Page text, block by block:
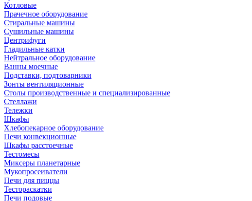
Котловые
Прачечное оборудование
Стиральные машины
Сушильные машины
Центрифуги
Гладильные катки
Нейтральное оборудование
Ванны моечные
Подставки, подтоварники
Зонты вентиляционные
Столы производственные и специализированные
Стеллажи
Тележки
Шкафы
Хлебопекарное оборудование
Печи конвекционные
Шкафы расстоечные
Тестомесы
Миксеры планетарные
Мукопросеиватели
Печи для пиццы
Тестораскатки
Печи подовые